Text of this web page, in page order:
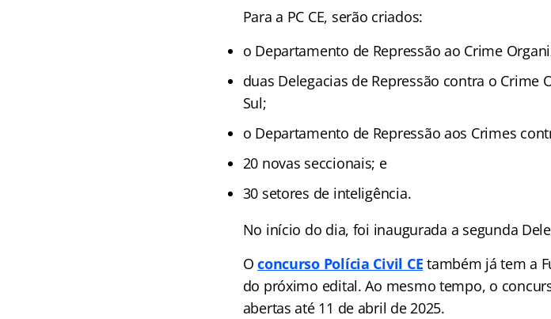
Para a PC CE, serão criados:
o Departamento de Repressão ao Crime
duas Delegacias de Repressão contra o Crime
Sul;
o Departamento de Repressão aos Crimes
20 novas seccionais; e
30 setores de inteligência.
No início do dia, foi inaugurada a segunda
Oconcurso Polícia Civil CE também já tem a
do próximo edital. Ao mesmo tempo, o
abertas até 11 de abril de 2025.